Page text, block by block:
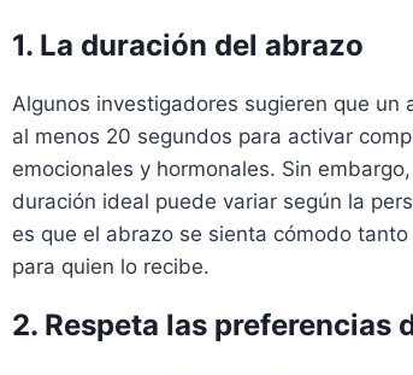
1. La duración del abrazo
Algunos investigadores sugieren que un
al menos 20 segundos para activar
emocionales y hormonales. Sin
duración ideal puede variar según la
es que el abrazo se sienta cómodo
para quien lo recibe.
2. Respeta las preferencias